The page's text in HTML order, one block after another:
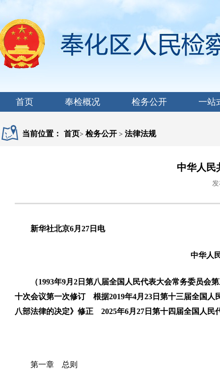
首页 奉检概况 检务公开 一站
当前位置： 首页> 检务公开 > 法律法规
中华人民
发
新华社北京6月27日电
中华人
（1993年9月2日第八届全国人民代表大会常务委员
十次会议第一次修订 根据2019年4月23日第十三届全国人
八部法律的决定》修正 2025年6月27日第十四届全国人民
第一章 总则